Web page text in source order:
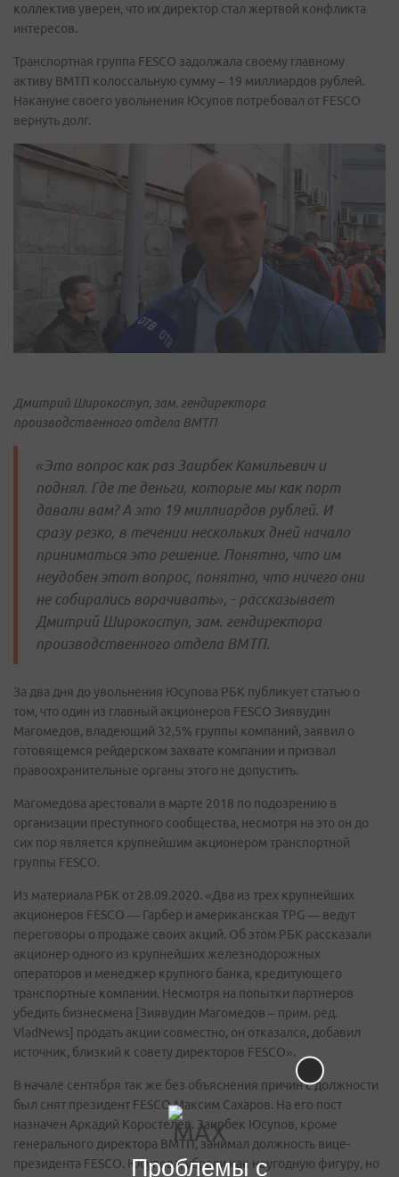
коллектив уверен, что их директор стал жертвой конфликта
интересов.
Транспортная группа FESCO задолжала своему главному
активу ВМТП колоссальную сумму – 19 миллиардов рублей.
Накануне своего увольнения Юсупов потребовал от FESCO
вернуть долг.
Дмитрий Широкоступ, зам. гендиректора
производственного отдела ВМТП
«Это вопрос как раз Заирбек Камильевич и
поднял. Где те деньги, которые мы как порт
давали вам? А это 19 миллиардов рублей. И
сразу резко, в течении нескольких дней начало
приниматься это решение. Понятно, что им
неудобен этот вопрос, понятно, что ничего они
не собирались ворачивать», - рассказывает
Дмитрий Широкоступ, зам. гендиректора
производственного отдела ВМТП.
За два дня до увольнения Юсупова РБК публикует статью о
том, что один из главный акционеров FESCO Зиявудин
Магомедов, владеющий 32,5% группы компаний, заявил о
готовящемся рейдерском захвате компании и призвал
правоохранительные органы этого не допустить.
Магомедова арестовали в марте 2018 по подозрению в
организации преступного сообщества, несмотря на это он до
сих пор является крупнейшим акционером транспортной
группы FESCO.
Из материала РБК от 28.09.2020. «Два из трех крупнейших
акционеров FESCO — Гарбер и американская TPG — ведут
переговоры о продаже своих акций. Об этом РБК рассказали
акционер одного из крупнейших железнодорожных
операторов и менеджер крупного банка, кредитующего
транспортные компании. Несмотря на попытки партнеров
убедить бизнесмена [Зиявудин Магомедов – прим. ред.
VladNews] продать акции совместно, он отказался, добавил
источник, близкий к совету директоров FESCO».
В начале сентября так же без объяснения причин с должности
был снят президент FESCO Максим Сахаров. На его пост
назначен Аркадий Коростелев. Заирбек Юсупов, кроме
генерального директора ВМТП, занимал должность вице-
президента FESCO. Юсупова, убрали как неугодную фигуру, но
Проблемы с